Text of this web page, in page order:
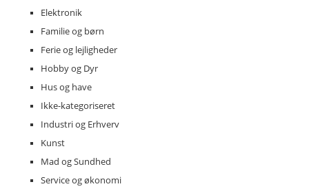
Elektronik
Familie og børn
Ferie og lejligheder
Hobby og Dyr
Hus og have
Ikke-kategoriseret
Industri og Erhverv
Kunst
Mad og Sundhed
Service og økonomi